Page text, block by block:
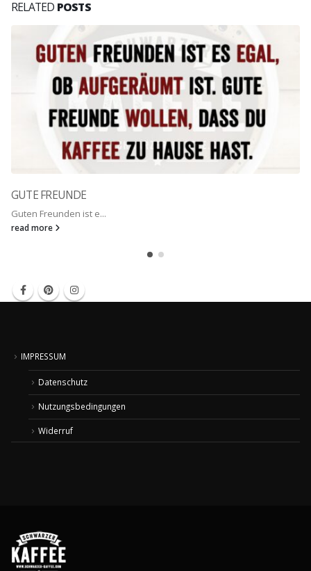
RELATED POSTS
GUTE FREUNDE
Guten Freunden ist e...
read more
IMPRESSUM
Datenschutz
Nutzungsbedingungen
Widerruf